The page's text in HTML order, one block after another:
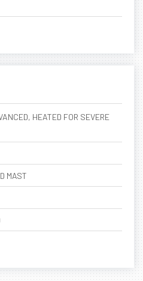
HEATED FOR SEVERE
MAST